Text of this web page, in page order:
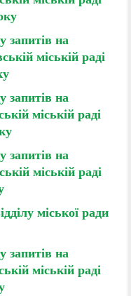
запитів на
міській раді
запитів на
міській раді
запитів на
міській раді
міської ради
запитів на
міській раді